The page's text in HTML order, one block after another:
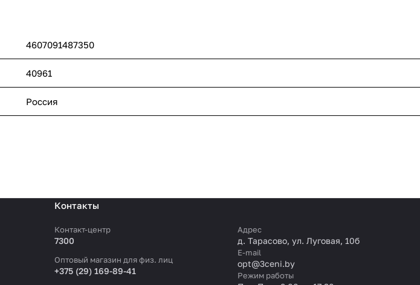
4607091487350
40961
Россия
Контакты
Контакт-центр
7300
Оптовый магазин для физ. лиц
+375 (29) 169-89-41
Адрес
д. Тарасово, ул. Луговая, 10б
E-mail
opt@3ceni.by
Режим работы